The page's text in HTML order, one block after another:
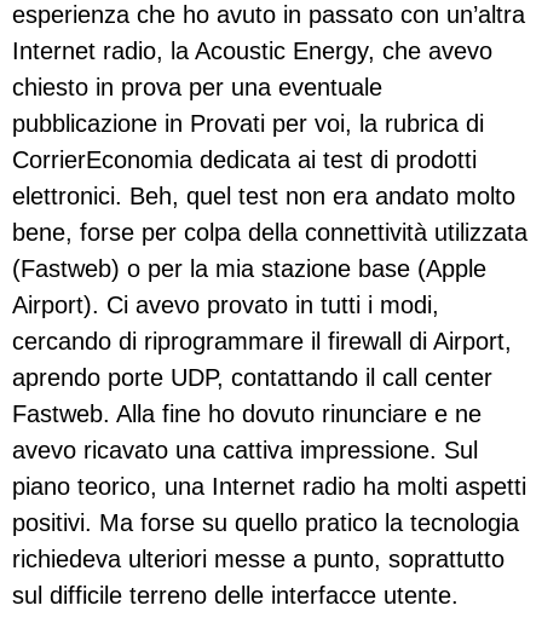
esperienza che ho avuto in passato con un’altra
Internet radio, la Acoustic Energy, che avevo
chiesto in prova per una eventuale
pubblicazione in Provati per voi, la rubrica di
CorrierEconomia dedicata ai test di prodotti
elettronici. Beh, quel test non era andato molto
bene, forse per colpa della connettività utilizzata
(Fastweb) o per la mia stazione base (Apple
Airport). Ci avevo provato in tutti i modi,
cercando di riprogrammare il firewall di Airport,
aprendo porte UDP, contattando il call center
Fastweb. Alla fine ho dovuto rinunciare e ne
avevo ricavato una cattiva impressione. Sul
piano teorico, una Internet radio ha molti aspetti
positivi. Ma forse su quello pratico la tecnologia
richiedeva ulteriori messe a punto, soprattutto
sul difficile terreno delle interfacce utente.